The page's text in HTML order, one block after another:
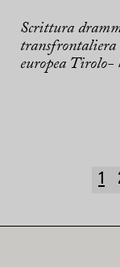
Scrittura
transfrontaliera
europea
1